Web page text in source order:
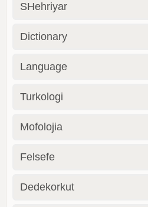
SHehriyar
Dictionary
Language
Turkologi
Mofolojia
Felsefe
Dedekorkut